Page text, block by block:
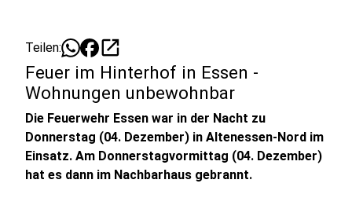
Teilen: open_in_new
Feuer im Hinterhof in Essen -
Wohnungen unbewohnbar
Die Feuerwehr Essen war in der Nacht zu
Donnerstag (04. Dezember) in Altenessen-Nord im
Einsatz. Am Donnerstagvormittag (04. Dezember)
hat es dann im Nachbarhaus gebrannt.